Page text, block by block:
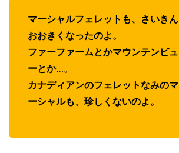
マーシャルフェレットも、さいきん
おおきくなったのよ。
ファーファームとかマウンテンビュ
ーとか…。
カナディアンのフェレットなみのマ
ーシャルも、珍しくないのよ。